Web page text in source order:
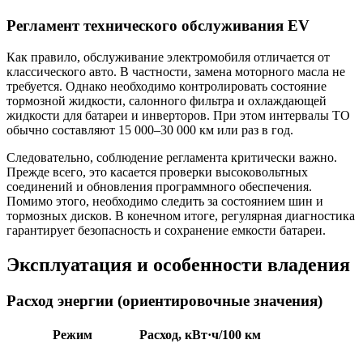
Регламент технического обслуживания EV
Как правило, обслуживание электромобиля отличается от
классического авто. В частности, замена моторного масла не
требуется. Однако необходимо контролировать состояние
тормозной жидкости, салонного фильтра и охлаждающей
жидкости для батареи и инверторов. При этом интервалы ТО
обычно составляют 15 000–30 000 км или раз в год.
Следовательно, соблюдение регламента критически важно.
Прежде всего, это касается проверки высоковольтных
соединений и обновления программного обеспечения.
Помимо этого, необходимо следить за состоянием шин и
тормозных дисков. В конечном итоге, регулярная диагностика
гарантирует безопасность и сохранение емкости батареи.
Эксплуатация и особенности владения
Расход энергии (ориентировочные значения)
Режим
Расход, кВт·ч/100 км